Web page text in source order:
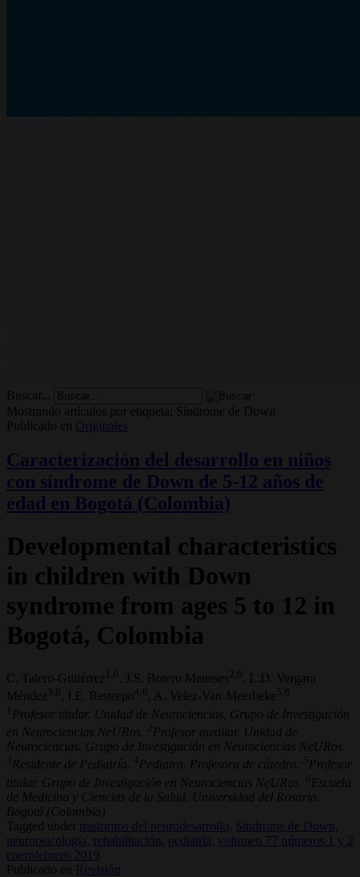
Buscar...
Mostrando artículos por etiqueta: Síndrome de Down
Publicado en
Originales
Caracterización del desarrollo en niños
con síndrome de Down de 5-12 años de
edad en Bogotá (Colombia)
Developmental characteristics
in children with Down
syndrome from ages 5 to 12 in
Bogotá, Colombia
C. Talero-Gutiérrez 1,6 , J.S. Botero Meneses 2,6
, L.D. Vergara
Méndez 3,6 , I.E. Restrepo4,6 , A. Velez-Van-Meerbeke5,6
1 Profesor titular. Unidad de Neurociencias. Grupo de Investigación
en Neurociencias NeURos.
2 Profesor auxiliar. Unidad de
Neurociencias. Grupo de Investigación en Neurociencias NeURos.
3 Residente de Pediatría. 4 Pediatra. Profesora de cátedra. 5 Profesor
titular. Grupo de Investigación en Neurociencias NeURos. 6 Escuela
de Medicina y Ciencias de la Salud. Universidad del Rosario.
Bogotá (Colombia)
Tagged under
trastornos del neurodesarrollo,
Síndrome de Down,
neuropsicología,
rehabilitación, pediatría, volumen 77 números 1 y 2
enerofebrero 2019
Publicado en
Revisión